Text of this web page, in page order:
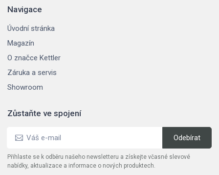
Navigace
Úvodní stránka
Magazín
O značce Kettler
Záruka a servis
Showroom
Zůstaňte ve spojení
Přihlaste se k odběru našeho newsletteru a získejte včasné slevové
nabídky, aktualizace a informace o nových produktech.